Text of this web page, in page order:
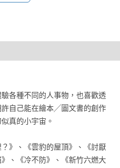
活中的風景被畫進繪本世界。
樂啊！」我這樣想著，很是佩
的湧動支流。
市屋頂的細節，再多看一眼、
各種不同的人事物，也喜歡透
自己能在繪本╱圖文書的創作
真的小宇宙。
》、《雲豹的屋頂》、《討厭
、《冷不防》、《新竹六燃大